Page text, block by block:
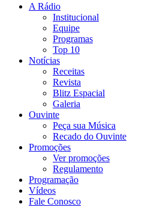
A Rádio
Institucional
Equipe
Programas
Top 10
Notícias
Receitas
Revista
Blitz Espacial
Galeria
Ouvinte
Peça sua Música
Recado do Ouvinte
Promoções
Ver promoções
Regulamento
Programação
Vídeos
Fale Conosco